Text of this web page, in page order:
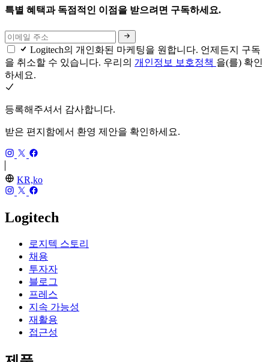
특별 혜택과 독점적인 이점을 받으려면 구독하세요.
Logitech의 개인화된 마케팅을 원합니다. 언제든지 구독
을 취소할 수 있습니다. 우리의 개인정보 보호정책 을(를) 확인
하세요.
등록해주셔서 감사합니다.
받은 편지함에서 환영 제안을 확인하세요.
KR,ko
Logitech
로지텍 스토리
채용
투자자
블로그
프레스
지속 가능성
재활용
접근성